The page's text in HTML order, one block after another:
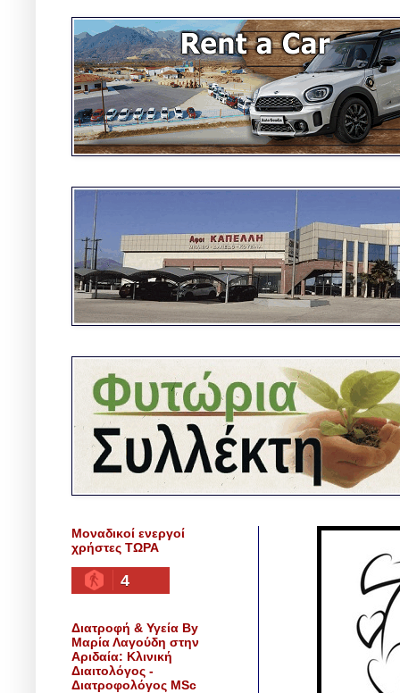
Μοναδικοί ενεργοί
χρήστες ΤΩΡΑ
4
Διατροφή & Υγεία By
Μαρία Λαγούδη στην
Αριδαία: Κλινική
Διαιτολόγος -
Διατροφολόγος MSc